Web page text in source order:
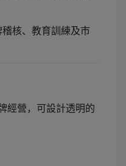
核、教育訓練及市
經營，可設計透明的